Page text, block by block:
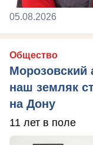
05.08.2026
Общество
Морозовский
наш земляк
на Дону
11 лет в поле